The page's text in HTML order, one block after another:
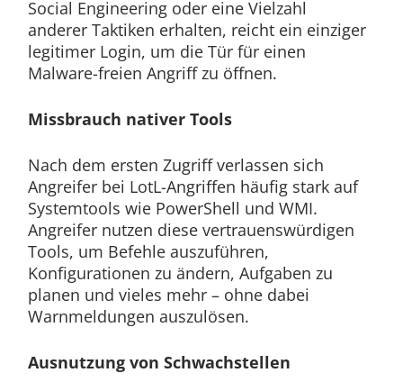
Social Engineering oder eine Vielzahl
anderer Taktiken erhalten, reicht ein einziger
legitimer Login, um die Tür für einen
Malware-freien Angriff zu öffnen.
Missbrauch nativer Tools
Nach dem ersten Zugriff verlassen sich
Angreifer bei LotL-Angriffen häufig stark auf
Systemtools wie PowerShell und WMI.
Angreifer nutzen diese vertrauenswürdigen
Tools, um Befehle auszuführen,
Konfigurationen zu ändern, Aufgaben zu
planen und vieles mehr – ohne dabei
Warnmeldungen auszulösen.
Ausnutzung von Schwachstellen